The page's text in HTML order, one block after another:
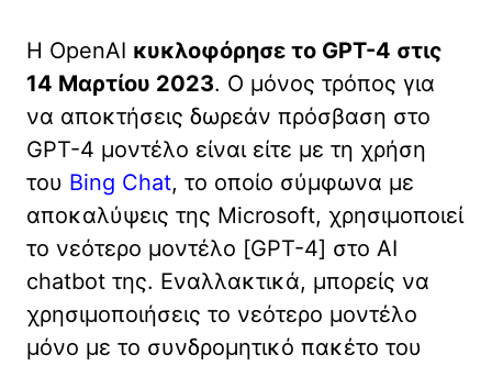
Η OpenAI κυκλοφόρησε το GPT-4 στις
14 Μαρτίου 2023. Ο μόνος τρόπος για
να αποκτήσεις δωρεάν πρόσβαση στο
GPT-4 μοντέλο είναι είτε με τη χρήση
του Bing Chat, το οποίο σύμφωνα με
αποκαλύψεις της Microsoft, χρησιμοποιεί
το νεότερο μοντέλο [GPT-4] στο AI
chatbot της. Εναλλακτικά, μπορείς να
χρησιμοποιήσεις το νεότερο μοντέλο
μόνο με το συνδρομητικό πακέτο του